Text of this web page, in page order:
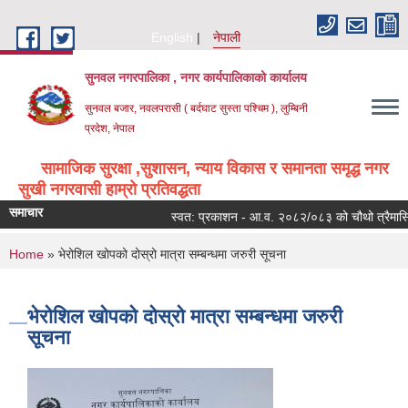
English
नेपाली
सुनवल नगरपालिका , नगर कार्यपालिकाको कार्यालय
सुनवल बजार, नवलपरासी ( बर्दघाट सुस्ता पश्चिम ), लुम्बिनी
प्रदेश, नेपाल
सामाजिक सुरक्षा ,सुशासन, न्याय विकास र समानता समृद्ध नगर
सुखी नगरवासी हाम्रो प्रतिवद्धता
समाचार स्वत: प्रकाशन - आ.व. २०८२/०८३ को चौथो त्रैमासिक
You are here
Home » भेरोशिल खोपको दोस्रो मात्रा सम्बन्धमा जरुरी सूचना
भेरोशिल खोपको दोस्रो मात्रा सम्बन्धमा जरुरी
सूचना